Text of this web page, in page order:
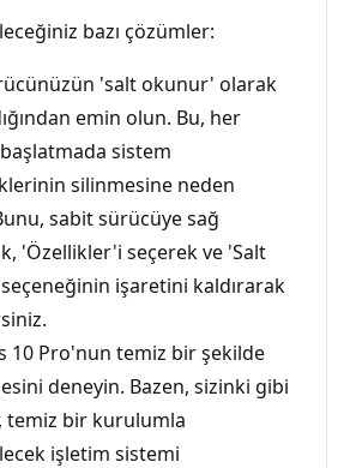
bazı çözümler:
'salt okunur' olarak
emin olun. Bu, her
sistem
silinmesine neden
sabit sürücüye sağ
'Özellikler'i seçerek ve 'Salt
işaretini kaldırarak
10 Pro'nun temiz bir şekilde
deneyin. Bazen, sizinki gibi
temiz bir kurulumla
işletim sistemi